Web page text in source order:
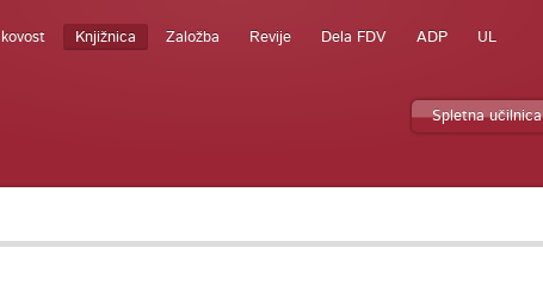
Knjižnica Založba Revije Dela FDV ADP UL
Spletna učilnica